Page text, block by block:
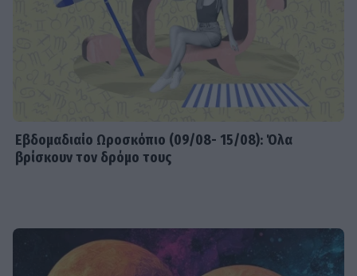
Εβδομαδιαίo Ωροσκόπιο (09/08- 15/08): Όλα
βρίσκουν τον δρόμο τους